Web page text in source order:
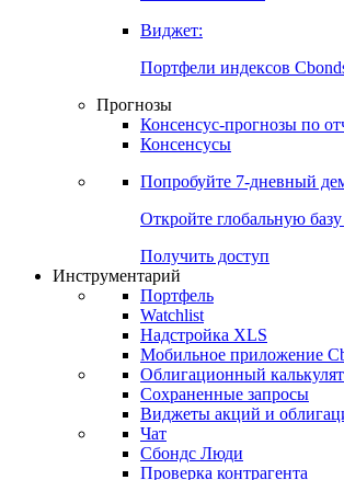
Бензин
Soft Commodities
Виджет:
Портфели индексов Cbonds
Прогнозы
Консенсусы
Попробуйте7-дневный
Откройте глобальную базу
Получить доступ
Инструментарий
Портфель
Watchlist
Надстройка XLS
Мобильное приложение
Облигационный
Сохраненные запросы